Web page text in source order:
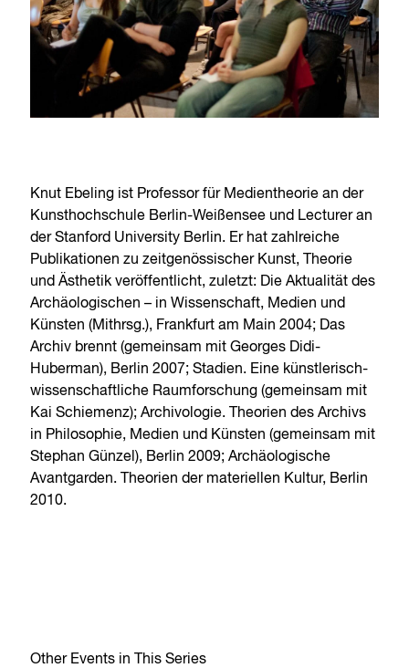
Knut Ebeling ist Professor für Medientheorie an der
Kunsthochschule Berlin-Weißensee und Lecturer an
der Stanford University Berlin. Er hat zahlreiche
Publikationen zu zeitgenössischer Kunst, Theorie
und Ästhetik veröffentlicht, zuletzt: Die Aktualität des
Archäologischen – in Wissenschaft, Medien und
Künsten (Mithrsg.), Frankfurt am Main 2004; Das
Archiv brennt (gemeinsam mit Georges Didi-
Huberman), Berlin 2007; Stadien. Eine künstlerisch-
wissenschaftliche Raumforschung (gemeinsam mit
Kai Schiemenz); Archivologie. Theorien des Archivs
in Philosophie, Medien und Künsten (gemeinsam mit
Stephan Günzel), Berlin 2009; Archäologische
Avantgarden. Theorien der materiellen Kultur, Berlin
2010.
Other Events in This Series